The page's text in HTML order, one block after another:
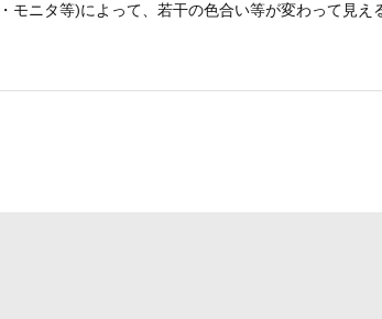
モニタ等)によって、若干の色合い等が変わって見え